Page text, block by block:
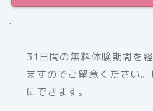
.
31日間の無料体験期間を
ますのでご留意ください
にできます。